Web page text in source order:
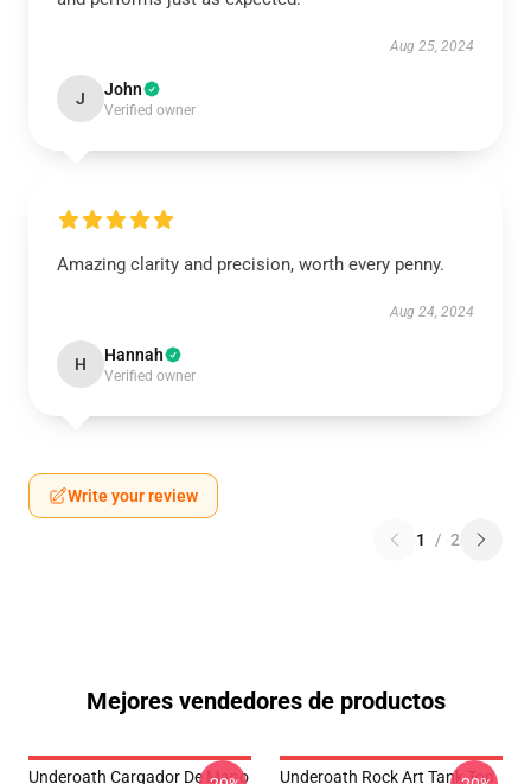
Aug 25, 2024
J John
Verified owner
Amazing clarity and precision, worth every penny.
Aug 24, 2024
H Hannah
Verified owner
Write your review
1 / 2
Mejores vendedores de productos
Underoath Cargador De Mano
Underoath Rock Art Tank Top